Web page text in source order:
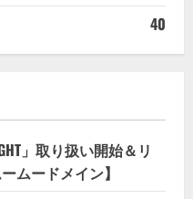
40
」取り扱い開始＆リ
ムードメイン】